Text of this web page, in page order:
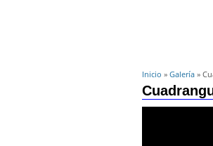
Inicio » Galería »